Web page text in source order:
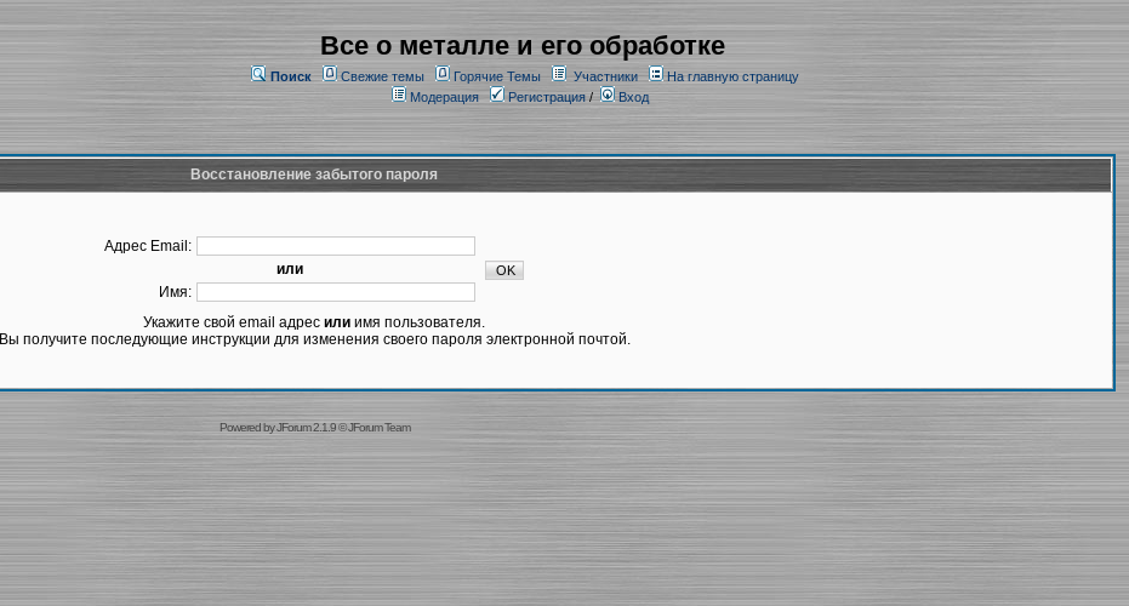
Все о металле и его обработке
Поиск Свежие темы Горячие Темы Участники
На главную страницу
Модерация
Регистрация/ Вход
Восстановление забытого пароля
Адрес Email:
или
Имя:
Укажите свой email адрес или имя пользователя.
Вы получите последующие инструкции для изменения своего пароля электронной почтой.
Powered byJForum 2.1.9©JForum Team